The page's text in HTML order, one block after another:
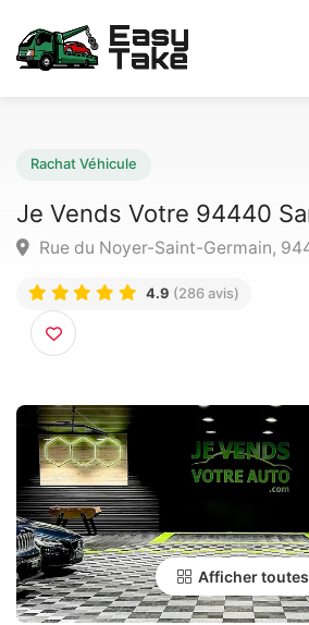
Je Vends Votre 94440
Afficher